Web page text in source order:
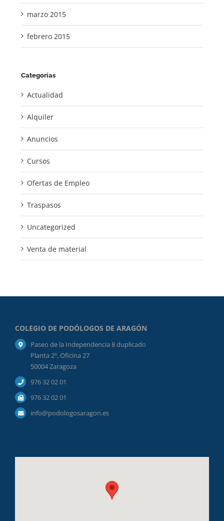
marzo 2015
febrero 2015
Categorías
Actualidad
Alquiler
Anuncios
Cursos
Ofertas de Empleo
Traspasos
Uncategorized
Venta de material
COLEGIO DE PODÓLOGOS DE ARAGÓN
Paseo de la Independencia 8 duplicado
Planta 2ª, Oficina 27
50004 Zaragoza
976 32 02 01
976 32 02 01
info@podologosaragon.es